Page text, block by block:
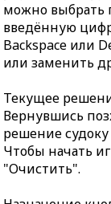
можно выбрать
введённую
Backspace или
или заменить
Текущее
Вернувшись
решение судоку
Чтобы начать
"Очистить".